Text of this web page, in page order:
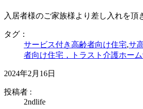
入居者様のご家族様より差し入れを
タグ：
サービス付き高齢者向け住宅,サ
者向け住宅，トラスト介護ホー
2024年2月16日
投稿者 :
2ndlife